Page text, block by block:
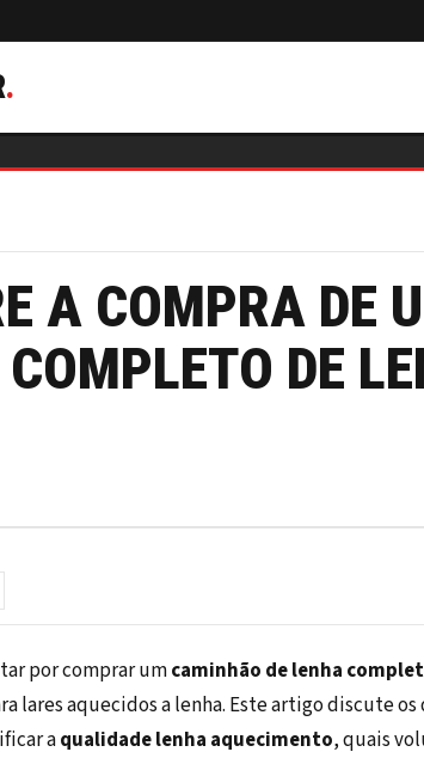
.
A COMPRA DE
DE
por comprar umcaminhão de lenha
lares aquecidos a lenha. Este artigo discute
aqualidade lenha aquecimento, quais